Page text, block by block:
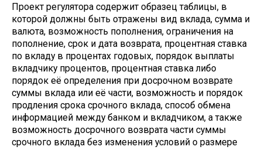
Проект регулятора содержит образец таблицы, в
которой должны быть отражены вид вклада, сумма и
валюта, возможность пополнения, ограничения на
пополнение, срок и дата возврата, процентная ставка
по вкладу в процентах годовых, порядок выплаты
вкладчику процентов, процентная ставка либо
порядок её определения при досрочном возврате
суммы вклада или её части, возможность и порядок
продления срока срочного вклада, способ обмена
информацией между банком и вкладчиком, а также
возможность досрочного возврата части суммы
срочного вклада без изменения условий о размере